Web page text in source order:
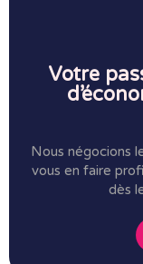
Votre
Nous négocions
vous en faire
dès